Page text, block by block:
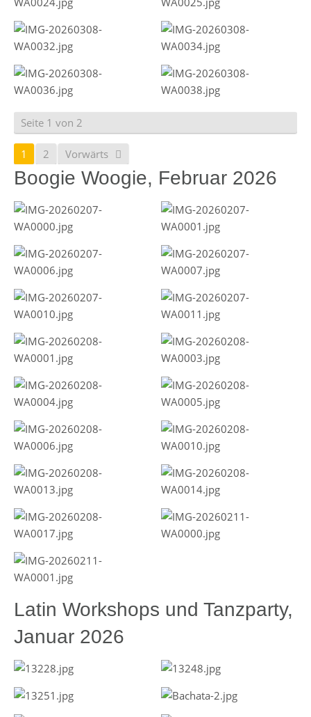
Seite 1 von 2
1 2 Vorwärts
Boogie Woogie, Februar 2026
Latin Workshops und Tanzparty,
Januar 2026